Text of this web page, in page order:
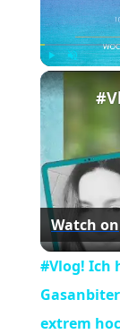
Play
Watch on
#Vlog! Ich
extrem